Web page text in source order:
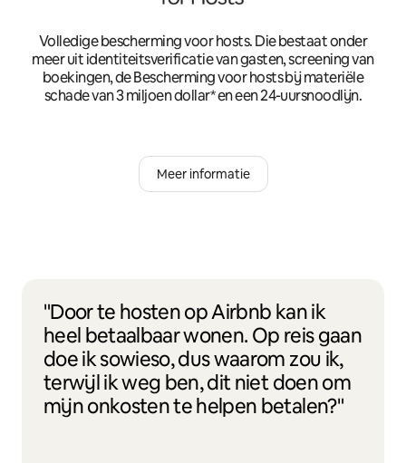
Volledige bescherming voor hosts. Die bestaat onder
meer uit identiteitsverificatie van gasten, screening van
boekingen, de Bescherming voor hosts bij materiële
schade van 3 miljoen dollar* en een 24-uursnoodlijn.
Meer informatie
"Door te hosten op Airbnb kan ik
heel betaalbaar wonen. Op reis gaan
doe ik sowieso, dus waarom zou ik,
terwijl ik weg ben, dit niet doen om
mijn onkosten te helpen betalen?"